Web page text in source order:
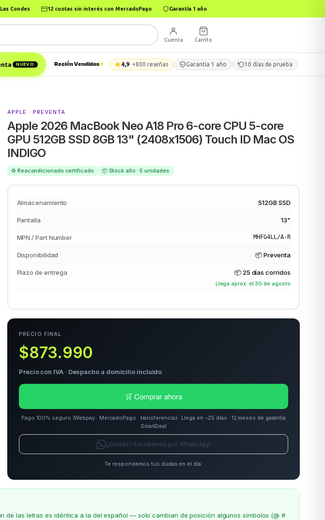
Condes · 12 cuotas sin interés con MercadoPago · Garantía 1 año
Cuenta Carrito
NUEVO Recién Vendidos 4,9· +800 reseñas Garantía 1 año 10 días de prueba
APPLE · PREVENTA
Apple 2026 MacBook Neo A18 Pro 6-core CPU 5-core
GPU 512GB SSD 8GB 13" (2408x1506) Touch ID Mac OS
INDIGO
♻️ Reacondicionado certificado 📦 Stock alto · 5 unidades
Almacenamiento 512GB SSD
Pantalla 13"
MPN / Part Number MHFG4LL/A-R
Disponibilidad 📦 Preventa
Plazo de entrega 📦 25 días corridos
Llega aprox. el 30 de agosto
PRECIO FINAL
$873.990
Precio con IVA · Despacho a domicilio incluido
🛒 Comprar ahora
Pago 100% seguro (Webpay · MercadoPago · transferencia) · Llega en ~25 días · 12 meses de garantía
SmartDeal
¿Dudas? Escríbenos por WhatsApp
Te respondemos tus dudas en el día.
de las letras es idéntica a la del español — solo cambian de posición algunos símbolos (@ #